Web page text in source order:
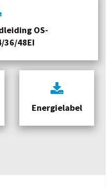
OS-
36/48EI
Energielabel